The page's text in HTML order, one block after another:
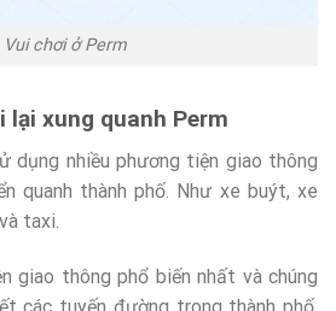
Vui chơi ở Perm
lại xung quanh Perm
dụng nhiều phương tiện giao thông
quanh thành phố. Như xe buýt, xe
taxi.
giao thông phổ biến nhất và chúng
các tuyến đường trong thành phố.